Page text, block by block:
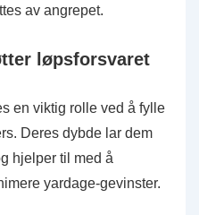
av angrepet.
løpsforsvaret
en viktig rolle ved å fylle
Deres dybde lar dem
hjelper til med å
yardage-gevinster.